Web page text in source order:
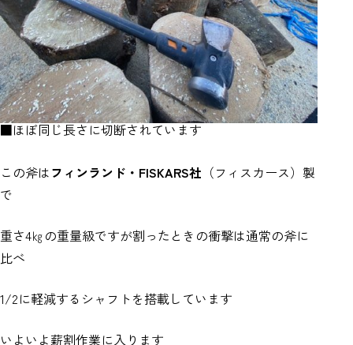
■ほぼ同じ長さに切断されています
この斧はフィンランド・FISKARS社 （フィスカース）製
で
重さ4㎏の重量級ですが割ったときの衝撃は通常の斧に
比べ
1/2に軽減するシャフトを搭載しています
いよいよ薪割作業に入ります